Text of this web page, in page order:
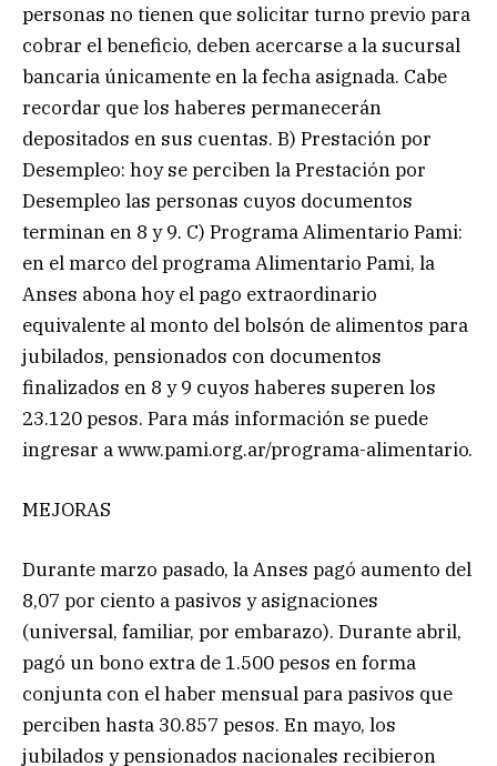
personas no tienen que solicitar turno previo para
cobrar el beneficio, deben acercarse a la sucursal
bancaria únicamente en la fecha asignada. Cabe
recordar que los haberes permanecerán
depositados en sus cuentas. B) Prestación por
Desempleo: hoy se perciben la Prestación por
Desempleo las personas cuyos documentos
terminan en 8 y 9. C) Programa Alimentario Pami:
en el marco del programa Alimentario Pami, la
Anses abona hoy el pago extraordinario
equivalente al monto del bolsón de alimentos para
jubilados, pensionados con documentos
finalizados en 8 y 9 cuyos haberes superen los
23.120 pesos. Para más información se puede
ingresar a www.pami.org.ar/programa-alimentario.
MEJORAS
Durante marzo pasado, la Anses pagó aumento del
8,07 por ciento a pasivos y asignaciones
(universal, familiar, por embarazo). Durante abril,
pagó un bono extra de 1.500 pesos en forma
conjunta con el haber mensual para pasivos que
perciben hasta 30.857 pesos. En mayo, los
jubilados y pensionados nacionales recibieron